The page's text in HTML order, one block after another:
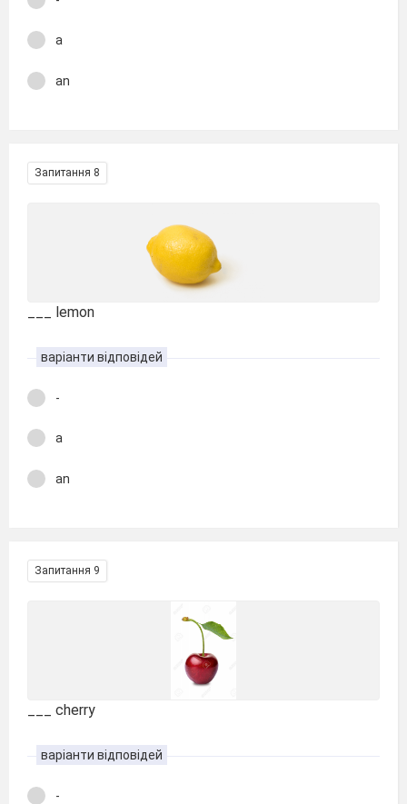
a
an
Запитання 8
___ lemon
варіанти відповідей
-
a
an
Запитання 9
___ cherry
варіанти відповідей
-